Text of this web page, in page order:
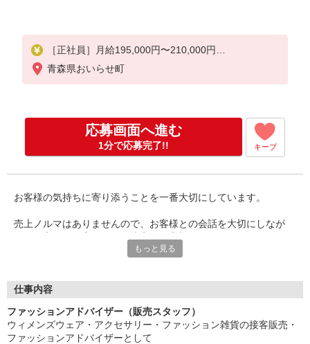
［正社員］月給195,000円〜210,000円
※経験・能力により優遇します
※試用期間（3〜6ヶ月間）：月給195,000円
青森県おいらせ町
応募画面へ進む
1分で応募完了!! キープ
お客様の気持ちに寄り添うことを一番大切にしています。
売上ノルマはありませんので、お客様との会話を大切にしなが
お付き合いできる商品提案をすることを大切にしています。
もっと見る
仕事内容
ファッションアドバイザー（販売スタッフ）
ウィメンズウェア・アクセサリー・ファッション雑貨の接客販売・
ファッションアドバイザーとして